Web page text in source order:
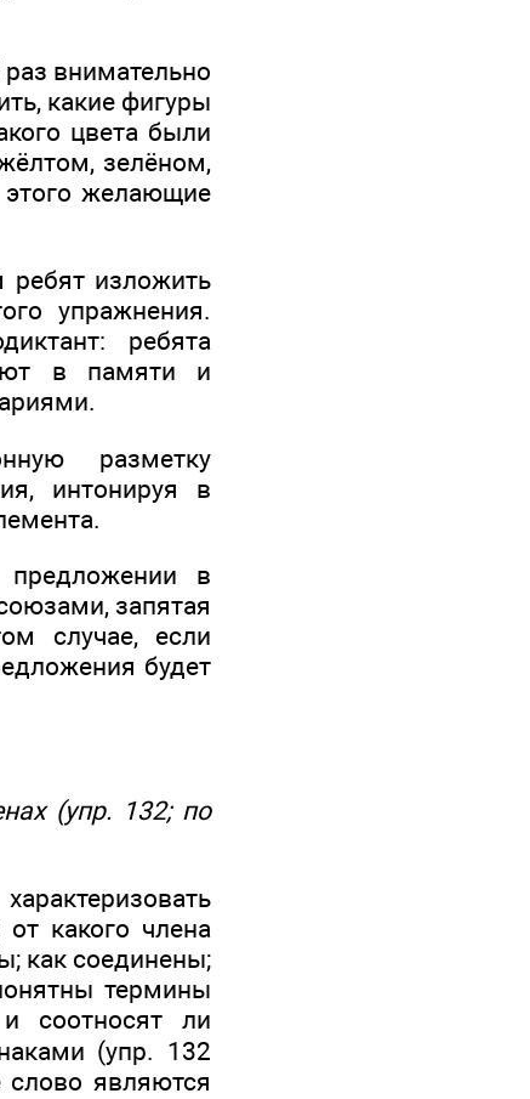
внимательно
какие фигуры
цвета были
зелёном,
желающие
изложить
упражнения.
ребята
в памяти и
разметку
интонируя в
в
запятая
случае, если
будет
(упр. 132; по
какого члена
как соединены;
термины
и соотносят ли
(упр. 132
являются